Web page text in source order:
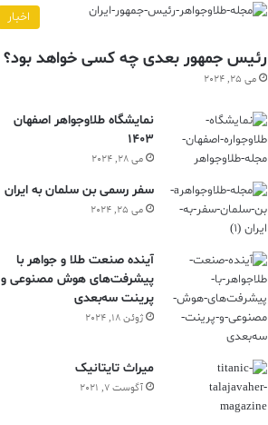
اخبار
رئیس جمهور بعدی چه کسی خواهد بود؟
می 25, 2024
نمایشگاه طلاوجواهر اصفهان
1403
می 28, 2024
سفر رسمی بن سلمان به ایران
می 25, 2024
آینده صنعت طلا و جواهر با
پیشرفت‌های هوش مصنوعی و
پرینت سه‌بعدی
ژوئن 18, 2024
ميراث تايتانيک
آگوست 7, 2021